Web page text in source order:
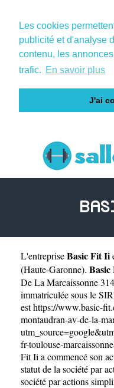
Les cookies
publicité et d'analyse
contenu, les
trafic. En savoir plus
J'ai
L'entrepriseBasic Fit Ii
(Haute-Garonne).
De La Marcaissonne
immatriculée sous le
esthttps://www.basic-
montaudran-av-de-la-
fr-toulouse-
Fit Ii a commencé son
statut de la société par
société par actions